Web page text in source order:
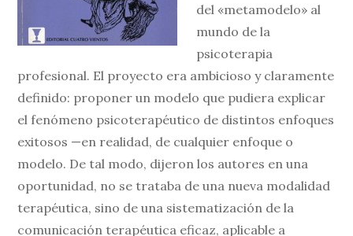
del «metamodelo» al
mundo de la
psicoterapia
profesional. El proyecto era ambicioso y claramente
definido: proponer un modelo que pudiera explicar
el fenómeno psicoterapéutico de distintos enfoques
exitosos —en realidad, de cualquier enfoque o
modelo. De tal modo, dijeron los autores en una
oportunidad, no se trataba de una nueva modalidad
terapéutica, sino de una sistematización de la
comunicación terapéutica eficaz, aplicable a